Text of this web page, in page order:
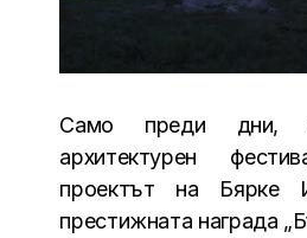
Само преди дни,
архитектурен
проектът на Бярке
престижната награда